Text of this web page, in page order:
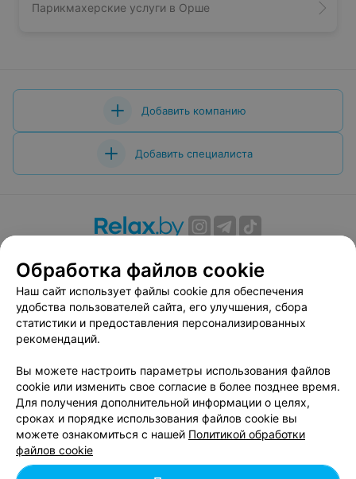
Парикмахерские услуги в Орше
Добавить компанию
Добавить специалиста
Вакансии
Публичный договор
Способы оплаты
Публичный договор по использованию сервиса
«Афиша»
Пользовательское соглашение
Связаться по вопросам сотрудничества
Написать руководителю relax.by
Персональные настройки cookie
Обработка персональных данных
Обработка файлов cookie
Наш сайт использует файлы cookie для обеспечения
удобства пользователей сайта, его улучшения, сбора
статистики и предоставления персонализированных
рекомендаций.
Вы можете настроить параметры использования файлов
cookie или изменить свое согласие в более позднее время.
Для получения дополнительной информации о целях,
сроках и порядке использования файлов cookie вы
можете ознакомиться с нашей Политикой обработки
файлов cookie